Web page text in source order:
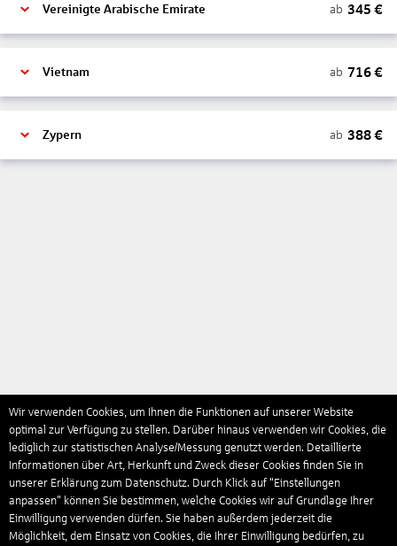
Vereinigte Arabische Emirate ab 345 €
Vietnam ab 716€
Zypern ab 388€
Wir verwenden Cookies, um Ihnen die Funktionen auf unserer Website
optimal zur Verfügung zu stellen. Darüber hinaus verwenden wir Cookies, die
lediglich zur statistischen Analyse/Messung genutzt werden. Detaillierte
Informationen über Art, Herkunft und Zweck dieser Cookies finden Sie in
unserer Erklärung zum Datenschutz. Durch Klick auf "Einstellungen
anpassen" können Sie bestimmen, welche Cookies wir auf Grundlage Ihrer
Einwilligung verwenden dürfen. Sie haben außerdem jederzeit die
Möglichkeit, dem Einsatz von Cookies, die Ihrer Einwilligung bedürfen, zu